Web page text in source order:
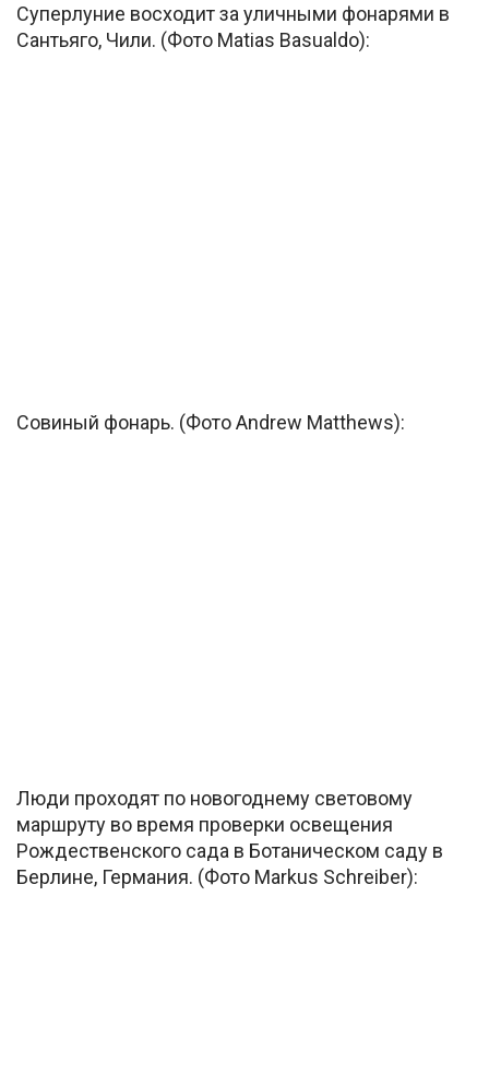
Суперлуние восходит за уличными фонарями в
Сантьяго, Чили. (Фото Matias Basualdo):
Совиный фонарь. (Фото Andrew Matthews):
Люди проходят по новогоднему световому
маршруту во время проверки освещения
Рождественского сада в Ботаническом саду в
Берлине, Германия. (Фото Markus Schreiber):